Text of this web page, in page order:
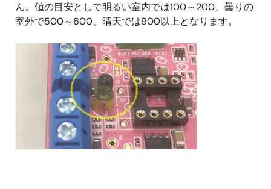
ん。値の目安として明るい室内では100～200、曇りの
室外で500～600、晴天では900以上となります。